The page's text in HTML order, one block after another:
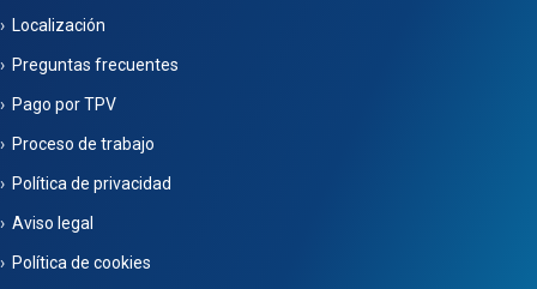
Localización
Preguntas frecuentes
Pago por TPV
Proceso de trabajo
Política de privacidad
Aviso legal
Política de cookies